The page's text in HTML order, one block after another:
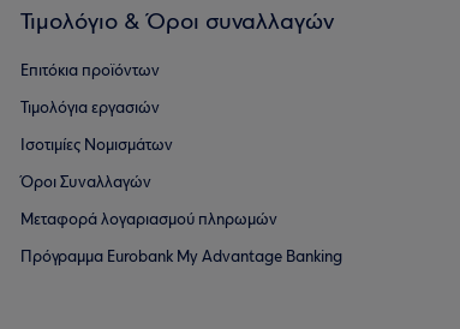
Τιμολόγιο & Όροι συναλλαγών
Επιτόκια προϊόντων
Τιμολόγια εργασιών
Ισοτιμίες Νομισμάτων
Όροι Συναλλαγών
Μεταφορά λογαριασμού πληρωμών
Πρόγραμμα Eurobank My Advantage Banking